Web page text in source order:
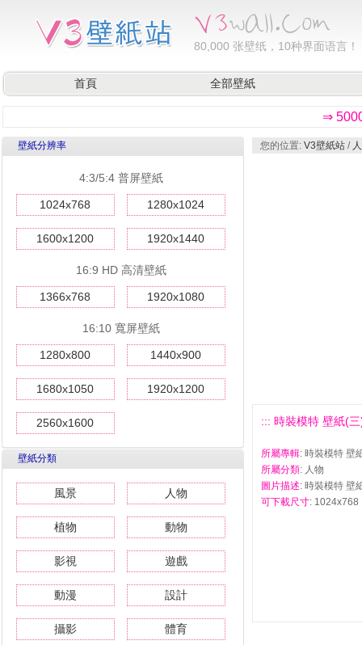
80,000 张壁纸，10种界面语言！
首頁 全部壁紙
⇒
壁紙分辨率
4:3/5:4 普屏壁紙
1024x768 1280x1024
1600x1200 1920x1440
16:9 HD 高清壁紙
1366x768 1920x1080
16:10 寬屏壁紙
1280x800 1440x900
1680x1050 1920x1200
2560x1600
壁紙分類
風景 人物
植物 動物
影視 遊戲
動漫 設計
攝影 體育
您的位置: V3壁紙站 /
::: 時裝模特 壁紙(
所屬專輯: 時裝模特 壁
所屬分類: 人物
圖片描述: 時裝模特 壁
可下載尺寸: